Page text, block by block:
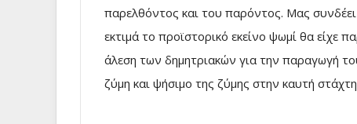
παρελθόντος και του παρόντος. Μας
εκτιμά το προϊστορικό εκείνο ψωμί θα είχε
άλεση των δημητριακών για την παραγωγή
ζύμη και ψήσιμο της ζύμης στην καυτή